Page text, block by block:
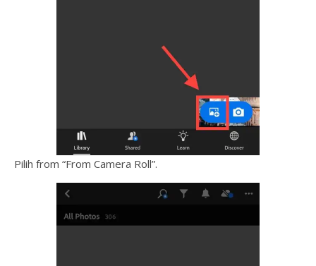
Pilih from “From Camera Roll”.